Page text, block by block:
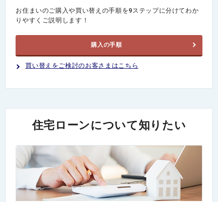
お住まいのご購入や買い替えの手順を9ステップに分けてわか
りやすくご説明します！
購入の手順
買い替えをご検討のお客さまはこちら
住宅ローンについて知りたい